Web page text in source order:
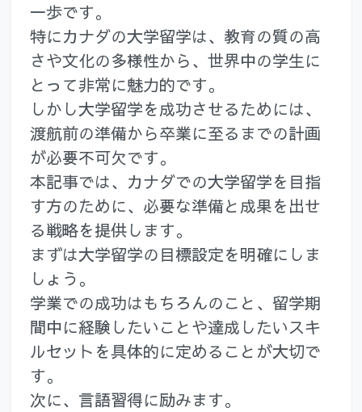
一歩です。
特にカナダの大学留学は、教育の質の高
さや文化の多様性から、世界中の学生に
とって非常に魅力的です。
しかし大学留学を成功させるためには、
渡航前の準備から卒業に至るまでの計画
が必要不可欠です。
本記事では、カナダでの大学留学を目指
す方のために、必要な準備と成果を出せ
る戦略を提供します。
まずは大学留学の目標設定を明確にしま
しょう。
学業での成功はもちろんのこと、留学期
間中に経験したいことや達成したいスキ
ルセットを具体的に定めることが大切で
す。
次に、言語習得に励みます。